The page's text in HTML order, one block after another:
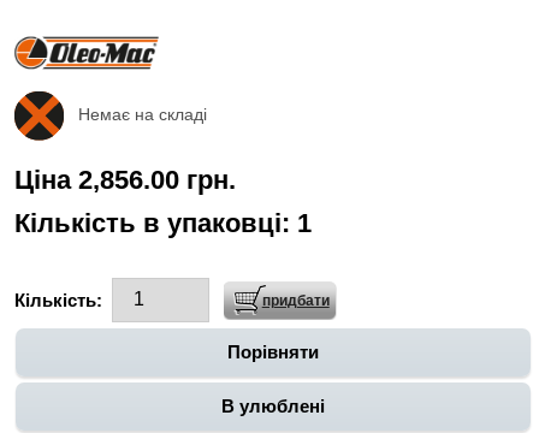
Немає на складі
Ціна 2,856.00 грн.
Кількість в упаковці: 1
Кількість:
Порівняти
В улюблені